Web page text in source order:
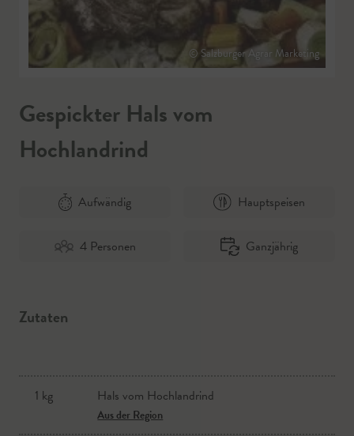
© Salzburger Agrar Marketing
Gespickter Hals vom
Hochlandrind
Aufwändig Hauptspeisen
4 Personen Ganzjährig
Zutaten
1 kg Hals vom Hochlandrind
Aus der Region